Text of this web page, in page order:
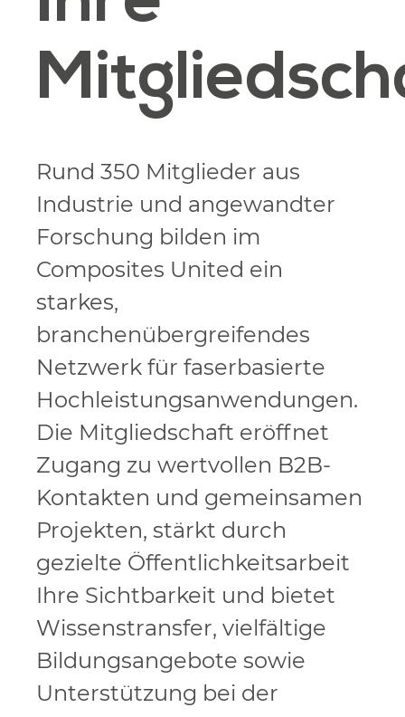
Rund 350 Mitglieder aus
Industrie und angewandter
Forschung bilden im
Composites United ein
starkes,
branchenübergreifendes
Netzwerk für faserbasierte
Hochleistungsanwendungen.
Die Mitgliedschaft eröffnet
Zugang zu wertvollen B2B-
Kontakten und gemeinsamen
Projekten, stärkt durch
gezielte Öffentlichkeitsarbeit
Ihre Sichtbarkeit und bietet
Wissenstransfer, vielfältige
Bildungsangebote sowie
Unterstützung bei der